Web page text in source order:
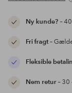
Ny kunde?–
Fri fragt–
Fleksible
Nem retur–